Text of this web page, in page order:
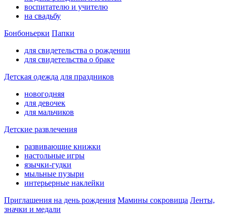
воспитателю и учителю
на свадьбу
Бонбоньерки Папки
для свидетельства о рождении
для свидетельства о браке
Детская одежда для праздников
новогодняя
для девочек
для мальчиков
Детские развлечения
развивающие книжки
настольные игры
язычки-гудки
мыльные пузыри
интерьерные наклейки
Приглашения на день рождения Мамины сокровища Ленты,
значки и медали